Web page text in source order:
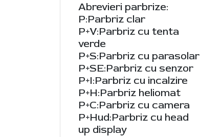
Abrevieri parbrize:
P:Parbriz clar
P+V:Parbriz cu tenta
verde
P+S:Parbriz cu parasolar
P+SE:Parbriz cu senzor
P+I:Parbriz cu incalzire
P+H:Parbriz heliomat
P+C:Parbriz cu camera
P+Hud:Parbriz cu head
up display